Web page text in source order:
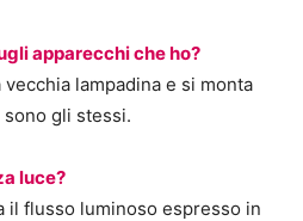
apparecchi che ho?
lampadina e si monta
gli stessi.
luce?
il flusso luminoso espresso in